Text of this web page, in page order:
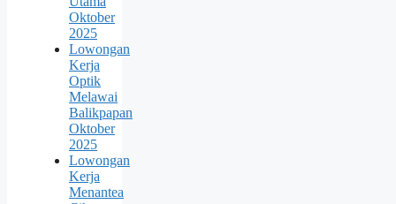
Oktober
2025
Lowongan
Kerja
Optik
Melawai
Balikpapan
Oktober
2025
Lowongan
Kerja
Menantea